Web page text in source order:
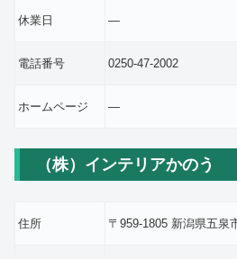
休業日 ―
電話番号 0250-47-2002
ホームページ ―
（株）インテリアかのう
住所 〒959-1805 新潟県五泉